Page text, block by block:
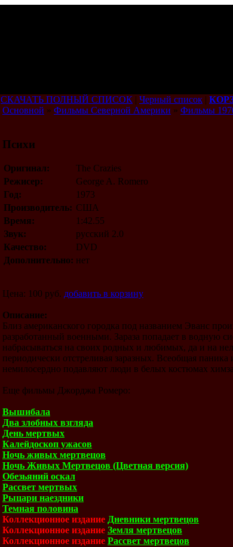
СКАЧАТЬ ПОЛНЫЙ СПИСОК | Черный список |
Основной » Фильмы Северной Америки » Фильмы
Психи
Оригинал:
The Crazies
Режисер:
George A. Romero
Год:
1973
Производитель: США
Время:
1:42.55
Звук:
русский 2.0
Качество:
DVD
Дополнительно: нет
Цена: 100 руб. добавить в корзину
Описание:
Близ американского городка под названием Эванс
разработанный военными. Зараза попадает в водную
набрасываться на своих родных и любимых, да и на
периодически отстреливая заразных. Всеобщая
немилосердно подавляют люди в белых костюмах
Еще фильмы Джорджа Ромеро:
Вышибала
Два злобных взгляда
День мертвых
Калейдоскоп ужасов
Ночь живых мертвецов
Ночь Живых Мертвецов (Цветная версия)
Обезьяний оскал
Рассвет мертвых
Рыцари наездники
Темная половина
Коллекционное издание Дневники мертвецов
Коллекционное издание Земля мертвецов
Коллекционное издание Рассвет мертвецов